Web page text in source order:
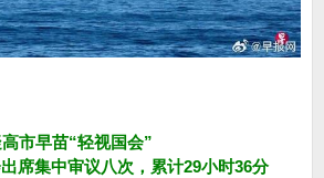
高市早苗“轻视国会”
席集中审议八次，累计29小时36分